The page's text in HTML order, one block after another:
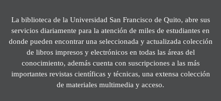
La biblioteca de la Universidad San Francisco de Quito, abre sus
servicios diariamente para la atención de miles de estudiantes en
donde pueden encontrar una seleccionada y actualizada colección
de libros impresos y electrónicos en todas las áreas del
conocimiento, además cuenta con suscripciones a las más
importantes revistas científicas y técnicas, una extensa colección
de materiales multimedia y acceso.